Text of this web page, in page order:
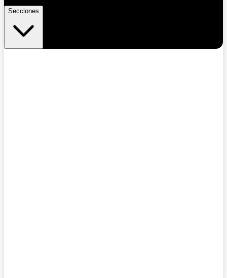
Secciones